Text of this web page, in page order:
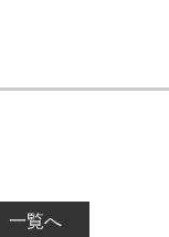
一覧へ